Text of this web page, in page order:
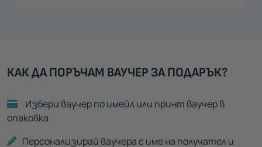
КАК ДА ПОРЪЧАМ ВАУЧЕР ЗА ПОДАРЪК?
Избери ваучер по имейл или принт ваучер в
опаковка
Персонализирай ваучера с име на получател и